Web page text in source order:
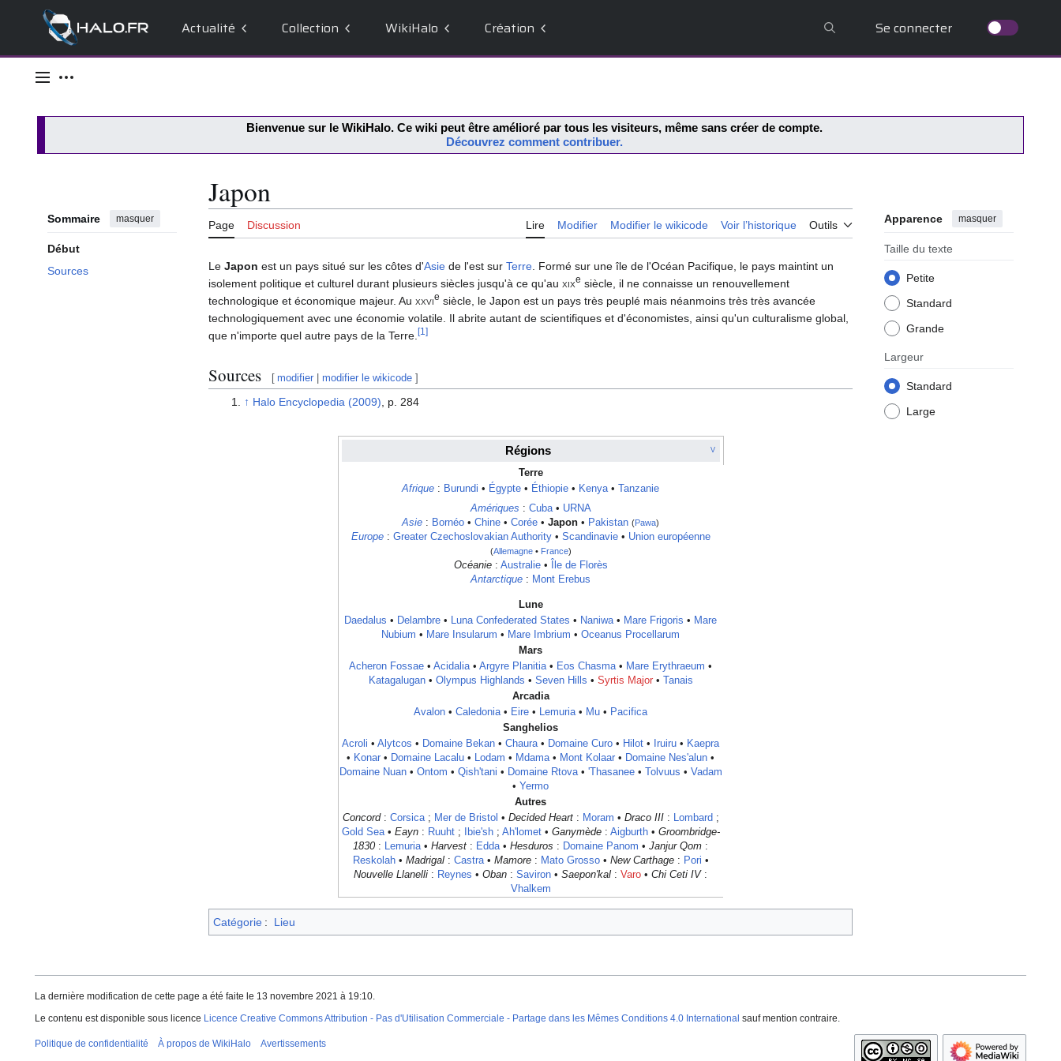
Actualité Collection WikiHalo Création Se connecter
Menu principal
Outils personnels
Bienvenue sur le WikiHalo. Ce wiki peut être amélioré par tous les visiteurs, même sans créer de compte.
Découvrez comment contribuer.
Sommaire masquer
Début
Sources
Japon
Page Discussion Lire Modifier Modifier le wikicode Voir l’historique Outils Apparence masquer
Taille du texte
Petite
Standard
Grande
Largeur
Standard
Large
Le Japon est un pays situé sur les côtes d'Asie de l'est sur Terre . Formé sur une île de l'Océan Pacifique, le pays maintint un
isolement politique et culturel durant plusieurs siècles jusqu'à ce qu'au xixe siècle, il ne connaisse un renouvellement
technologique et économique majeur. Au xxvie siècle, le Japon est un pays très peuplé mais néanmoins très très avancée
technologiquement avec une économie volatile. Il abrite autant de scientifiques et d'économistes, ainsi qu'un culturalisme global,
que n'importe quel autre pays de la Terre. [1 ]
Sources [ modifier |modifier le wikicode ]
↑ Halo Encyclopedia (2009), p. 284
V
Régions
Terre
Afrique : Burundi • Égypte • Éthiopie • Kenya•
Tanzanie
Amériques : Cuba• URNA
Asie : Bornéo • Chine • Corée • Japon • Pakistan (Pawa)
Europe: Greater Czechoslovakian Authority• Scandinavie• Union européenne
(Allemagne• France)
Océanie: Australie•
Île de Florès
Antarctique : Mont Erebus
Lune
Daedalus • Delambre • Luna Confederated States • Naniwa• Mare Frigoris • Mare
Nubium • Mare Insularum • Mare Imbrium • Oceanus Procellarum
Mars
Acheron Fossae • Acidalia• Argyre Planitia• Eos Chasma• Mare Erythraeum •
Katagalugan• Olympus Highlands • Seven Hills • Syrtis Major•
Tanais
Arcadia
Avalon • Caledonia• Eire • Lemuria• Mu • Pacifica
Sanghelios
Acroli • Alytcos • Domaine Bekan • Chaura• Domaine Curo • Hilot • Iruiru • Kaepra
• Konar • Domaine Lacalu • Lodam • Mdama• Mont Kolaar • Domaine Nes'alun •
Domaine Nuan• Ontom • Qish'tani • Domaine Rtova• 'Thasanee• Tolvuus • Vadam
• Yermo
Autres
Concord: Corsica; Mer de Bristol • Decided Heart: Moram • Draco III: Lombard ;
Gold Sea• Eayn: Ruuht; Ibie'sh; Ah'lomet• Ganymède: Aigburth• Groombridge-
1830 : Lemuria• Harvest : Edda• Hesduros : Domaine Panom • Janjur Qom :
Reskolah• Madrigal: Castra• Mamore: Mato Grosso• New Carthage: Pori •
Nouvelle Llanelli : Reynes • Oban : Saviron • Saepon'kal : Varo • Chi Ceti IV :
Vhalkem
Catégorie : Lieu
La dernière modification de cette page a été faite le 13 novembre 2021 à 19:10.
Le contenu est disponible sous licence Licence Creative Commons Attribution - Pas d'Utilisation Commerciale - Partage dans les Mêmes Conditions 4.0 International sauf mention contraire.
Politique de confidentialité À propos de WikiHalo Avertissements